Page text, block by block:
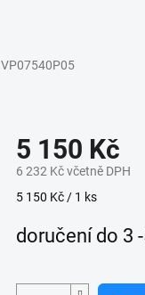
VP07540P05
5 150 Kč
6 232 Kč včetně DPH
Měrná
5 150 Kč / 1 ks
doručení do 3